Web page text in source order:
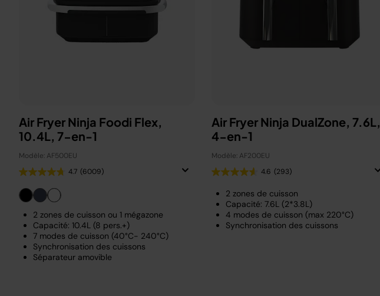
Air Fryer Ninja Foodi Flex,
10.4L, 7-en-1
Modèle: AF500EU
4.7 (6009)
2 zones de cuisson ou 1 mégazone
Capacité: 10.4L (8 pers.+)
7 modes de cuisson (40°C- 240°C)
Synchronisation des cuissons
Séparateur amovible
Air Fryer Ninja DualZone, 7.6L,
4-en-1
Modèle: AF200EU
4.6 (293)
2 zones de cuisson
Capacité: 7.6L (2*3.8L)
4 modes de cuisson (max 220°C)
Synchronisation des cuissons